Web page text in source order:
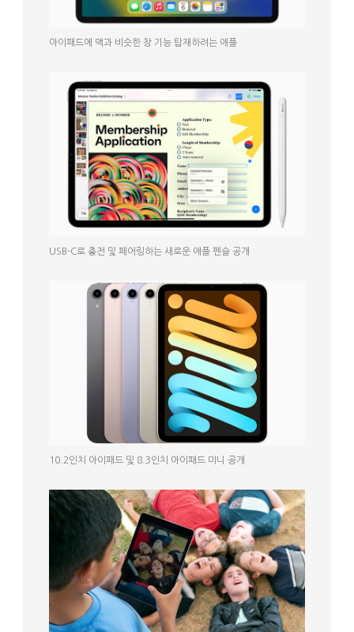
아이패드에 맥과 비슷한 창 기능 탑재하려는 애플
USB-C로 충전 및 페어링하는 새로운 애플 펜슬 공개
10.2인치 아이패드 및 8.3인치 아이패드 미니 공개